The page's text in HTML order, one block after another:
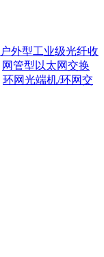
户外型工业级光纤收
网管型以太网交换
环网光端机/环网交